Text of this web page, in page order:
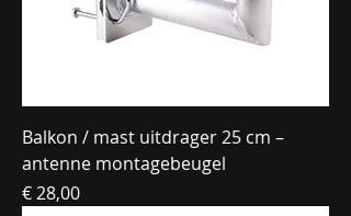
Balkon / mast uitdrager 25 cm –
antenne montagebeugel
Prijs
€ 28,00